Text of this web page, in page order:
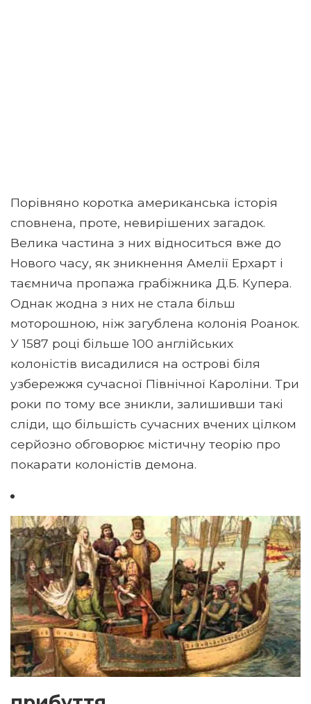
Порівняно коротка американська історія
сповнена, проте, невирішених загадок.
Велика частина з них відноситься вже до
Нового часу, як зникнення Амелії Ерхарт і
таємнича пропажа грабіжника Д.Б. Купера.
Однак жодна з них не стала більш
моторошною, ніж загублена колонія Роанок.
У 1587 році більше 100 англійських
колоністів висадилися на острові біля
узбережжя сучасної Північної Кароліни. Три
роки по тому все зникли, залишивши такі
сліди, що більшість сучасних вчених цілком
серйозно обговорює містичну теорію про
покарати колоністів демона.